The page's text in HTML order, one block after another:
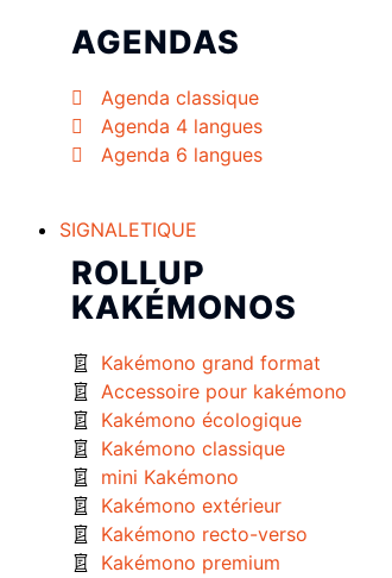
AGENDAS
Agenda classique
Agenda 4 langues
Agenda 6 langues
SIGNALETIQUE
ROLLUP
KAKÉMONOS
Kakémono grand format
Accessoire pour kakémono
Kakémono écologique
Kakémono classique
mini Kakémono
Kakémono extérieur
Kakémono recto-verso
Kakémono premium